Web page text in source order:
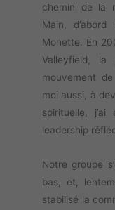
chemin de la
Main,
Monette. En
Valleyfield,
mouvement
moi aussi, à
spirituelle,
leadership
Notre groupe
bas, et,
stabilisé la